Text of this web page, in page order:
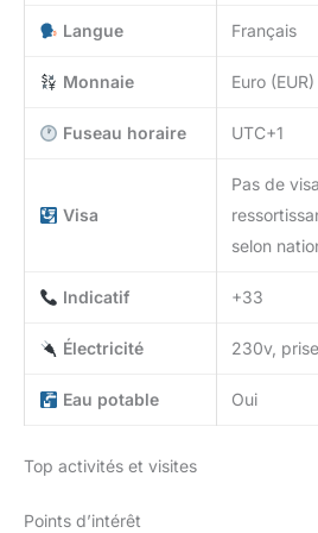
Langue Français
Monnaie Euro (EUR)
Fuseau horaire UTC+1
Visa
Pas de
selon
Indicatif +33
Électricité 230v,
Eau potable Oui
Top activités et visites
Points d’intérêt